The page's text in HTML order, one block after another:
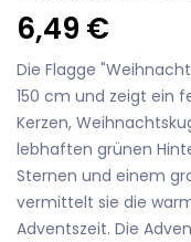
6,49 €
Die Flagge
150 cm und zeigt ein
Kerzen,
lebhaften grünen
Sternen und einem
vermittelt sie die
Adventszeit. Die